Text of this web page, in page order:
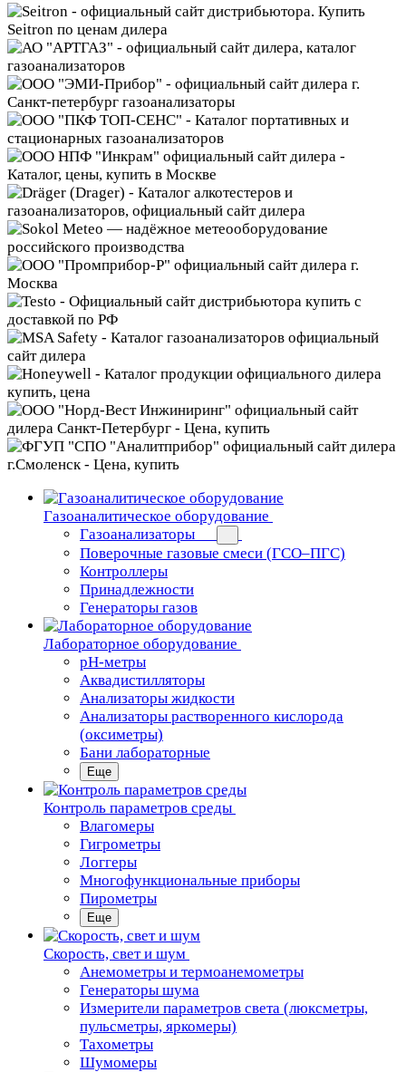
Газоаналитическое оборудование
Газоанализаторы
Поверочные газовые смеси (ГСО–ПГС)
Контроллеры
Принадлежности
Генераторы газов
Лабораторное оборудование
pH-метры
Аквадистилляторы
Анализаторы жидкости
Анализаторы растворенного кислорода
(оксиметры)
Бани лабораторные
Еще
Контроль параметров среды
Влагомеры
Гигрометры
Логгеры
Многофункциональные приборы
Пирометры
Еще
Скорость, свет и шум
Анемометры и термоанемометры
Генераторы шума
Измерители параметров света (люксметры,
пульсметры, яркомеры)
Тахометры
Шумомеры